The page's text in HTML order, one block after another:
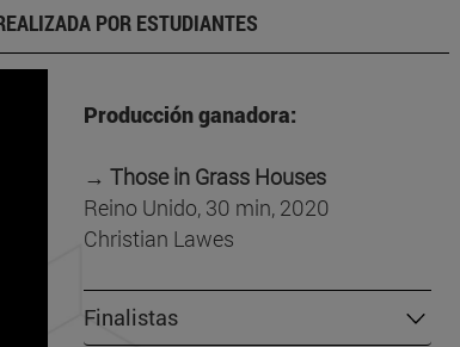
POR ESTUDIANTES
Producción ganadora:
→ Those in Grass Houses
Reino Unido, 30 min, 2020
Christian Lawes
Finalistas